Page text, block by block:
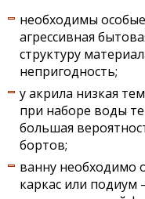
необходимы
агрессивная
структуру
непригодность;
у акрила низкая
при наборе воды
большая
бортов;
ванну необходимо
каркас или подиум